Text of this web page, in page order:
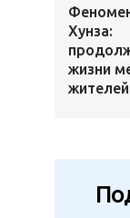
Хунза:
жизни